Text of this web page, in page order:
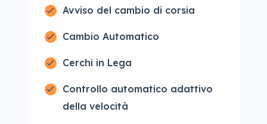
Avviso del cambio di corsia
Cambio Automatico
Cerchi in Lega
Controllo automatico adattivo
della velocità